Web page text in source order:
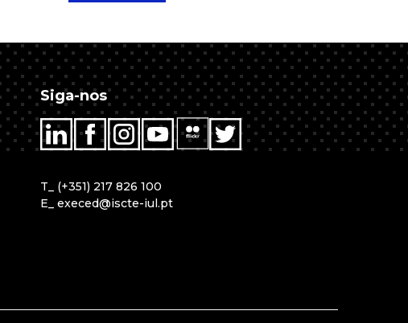
Siga-nos
T
(+351) 217 826 100
E
execed@iscte-iul.pt